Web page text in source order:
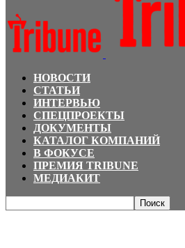
НОВОСТИ
СТАТЬИ
ИНТЕРВЬЮ
СПЕЦПРОЕКТЫ
ДОКУМЕНТЫ
КАТАЛОГ КОМПАНИЙ
В ФОКУСЕ
ПРЕМИЯ TRIBUNE
МЕДИАКИТ